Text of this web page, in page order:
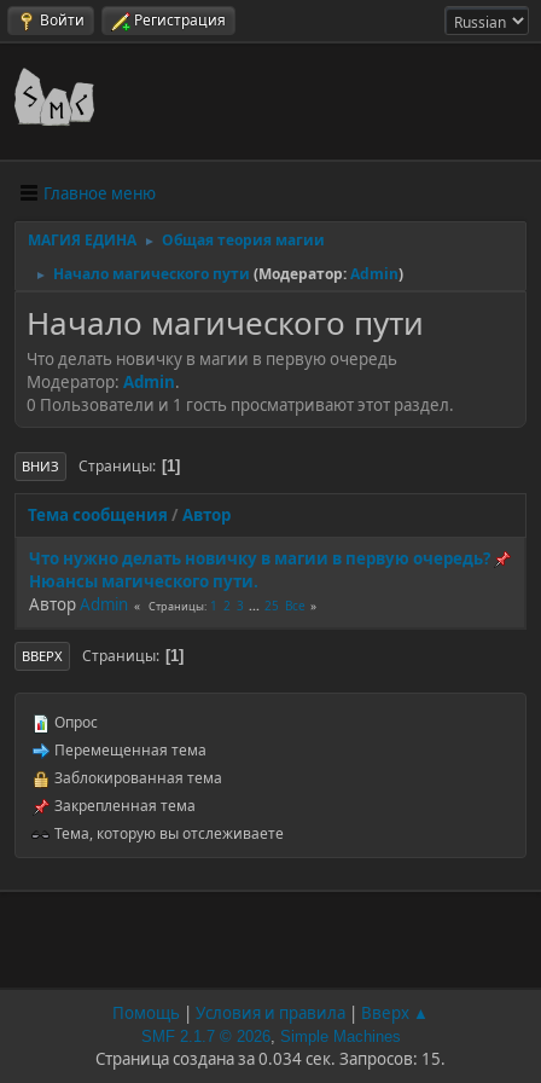
Войти Регистрация
Главное меню
МАГИЯ ЕДИНА ► Общая теория магии
► Начало магического пути (Модератор:Admin)
Начало магического пути
Что делать новичку в магии в первую очередь
Модератор: Admin.
0 Пользователи и 1 гость просматривают этот раздел.
ВНИЗ Страницы 1
Тема сообщения / Автор
Что нужно делать новичку в магии в первую очередь?
Нюансы магического пути.
АвторAdmin Страницы 1 2 3 ... 25 Все
ВВЕРХ Страницы 1
Опрос
Перемещенная тема
Заблокированная тема
Закрепленная тема
Тема, которую вы отслеживаете
Помощь | Условия и правила | Вверх ▲
SMF 2.1.7 © 2026, Simple Machines
Страница создана за 0.034 сек. Запросов: 15.